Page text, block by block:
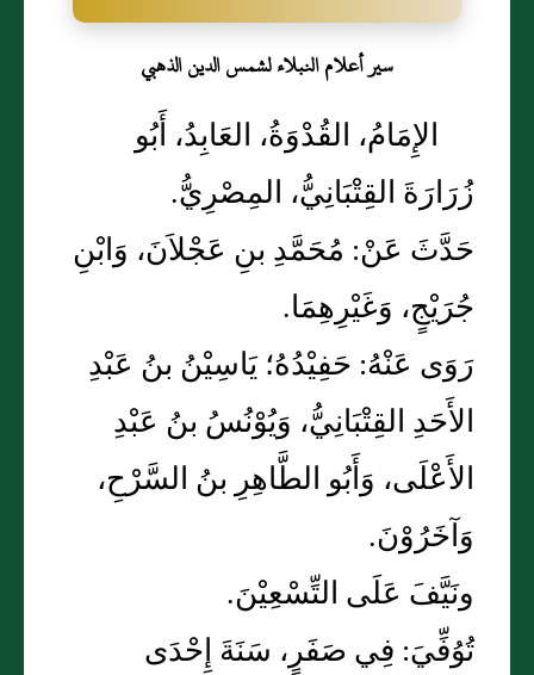
سير أعلام النبلاء لشمس الدين الذهبي
الإِمَامُ، القُدْوَةُ، العَابِدُ، أَبُو
زُرَارَةَ القِتْبَانِيُّ، المِصْرِيُّ.
حَدَّثَ عَنْ: مُحَمَّدِ بنِ عَجْلاَنَ، وَابْنِ
جُرَيْجٍ، وَغَيْرِهِمَا.
رَوَى عَنْهُ: حَفِيْدُهُ؛ يَاسِيْنُ بنُ عَبْدِ
الأَحَدِ القِتْبَانِيُّ، وَيُوْنُسُ بنُ عَبْدِ
الأَعْلَى، وَأَبُو الطَّاهِرِ بنُ السَّرْحِ،
وَآخَرُوْنَ.
ونَيَّفَ عَلَى التِّسْعِيْنَ.
تُوُفِّيَ: فِي صَفَرٍ، سَنَةَ إِحْدَى